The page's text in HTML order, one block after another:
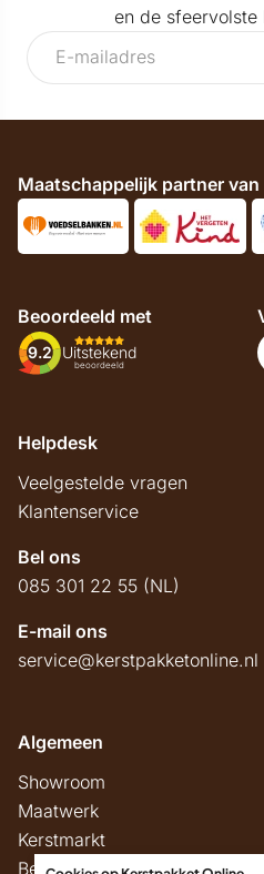
en de sfeervolste
Maatschappelijk partner van
Beoordeeld met
9.2 Uitstekend
beoordeeld
Helpdesk
Veelgestelde vragen
Klantenservice
Bel ons
085 301 22 55 (NL)
E-mail ons
service@kerstpakketonline.nl
Algemeen
Showroom
Maatwerk
Kerstmarkt
Belastingregels